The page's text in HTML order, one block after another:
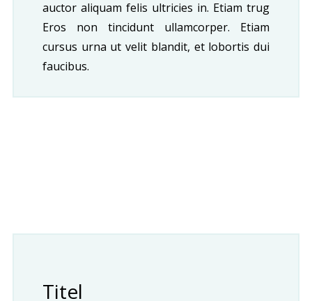
auctor aliquam felis ultricies in. Etiam trug
Eros non tincidunt ullamcorper. Etiam
cursus urna ut velit blandit, et lobortis dui
faucibus.
Titel